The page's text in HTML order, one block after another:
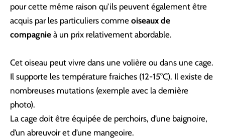
pour cette même raison qu’ils peuvent également être
acquis par les particuliers comme oiseaux de
compagnie à un prix relativement abordable.
Cet oiseau peut vivre dans une volière ou dans une cage.
Il supporte les température fraiches (12-15°C). Il existe de
nombreuses mutations (exemple avec la dernière
photo).
La cage doit être équipée de perchoirs, d’une baignoire,
d’un abreuvoir et d’une mangeoire.